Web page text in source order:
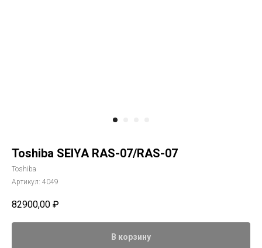
Toshiba SEIYA RAS-07/RAS-07
Toshiba
Артикул: 4049
82900,00 ₽
В корзину